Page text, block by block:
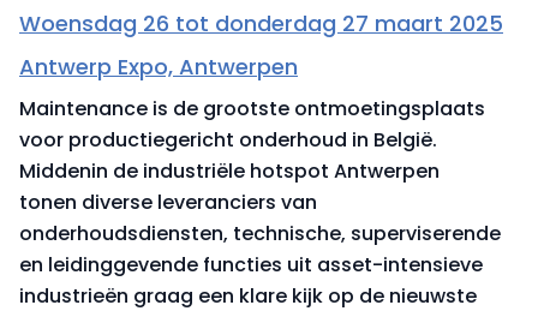
Woensdag 26 tot donderdag 27 maart 2025
Antwerp Expo, Antwerpen
Maintenance is de grootste ontmoetingsplaats
voor productiegericht onderhoud in België.
Middenin de industriële hotspot Antwerpen
tonen diverse leveranciers van
onderhoudsdiensten, technische, superviserende
en leidinggevende functies uit asset-intensieve
industrieën graag een klare kijk op de nieuwste